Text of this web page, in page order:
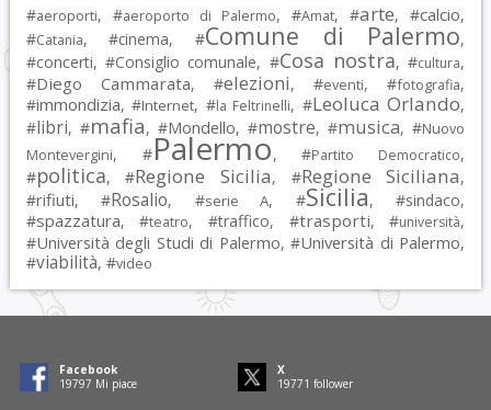
#aeroporti, #aeroporto di Palermo, #Amat, #arte, #calcio,
#Catania, #cinema, #Comune di Palermo,
#concerti, #Consiglio comunale, #Cosa nostra, #cultura,
#Diego Cammarata, #elezioni, #eventi, #fotografia,
#immondizia, #Internet, #la Feltrinelli, #Leoluca Orlando,
#libri, #mafia, #Mondello, #mostre, #musica, #Nuovo
Montevergini, #Palermo, #Partito Democratico,
#politica, #Regione Sicilia, #Regione Siciliana,
#rifiuti, #Rosalio, #serie A, #Sicilia, #sindaco,
#spazzatura, #teatro, #traffico, #trasporti, #università,
#Università degli Studi di Palermo, #Università di Palermo,
#viabilità, #video
Facebook
19797 Mi piace
X
19771 follower